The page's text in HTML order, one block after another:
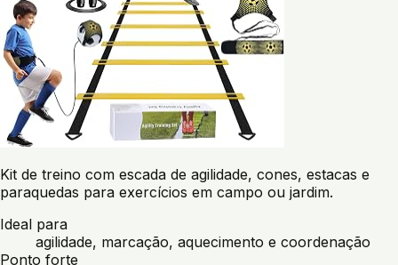
Kit de treino com escada de agilidade, cones, estacas e
paraquedas para exercícios em campo ou jardim.
Ideal para
agilidade, marcação, aquecimento e coordenação
Ponto forte